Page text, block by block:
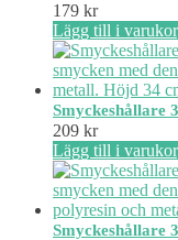
179 kr
Lägg till i
Smyckeshållare
209 kr
Lägg till i
Smyckeshållare